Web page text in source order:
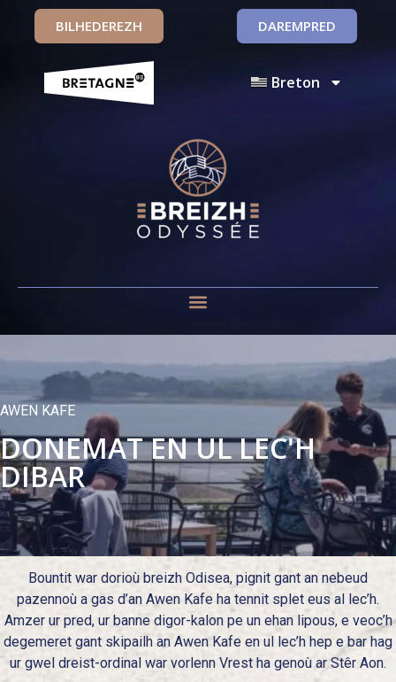
BILHEDEREZH DAREMPRED
Breton
AWEN KAFE
DONEMAT EN UL LEC'H
DIBAR
Bountit war dorioù breizh Odisea, pignit gant an nebeud
pazennoù a gas d’an Awen Kafe ha tennit splet eus al lec’h.
Amzer ur pred, ur banne digor-kalon pe un ehan lipous, e veoc’h
degemeret gant skipailh an Awen Kafe en ul lec’h hep e bar hag
ur gwel dreist-ordinal war vorlenn Vrest ha genoù ar Stêr Aon.